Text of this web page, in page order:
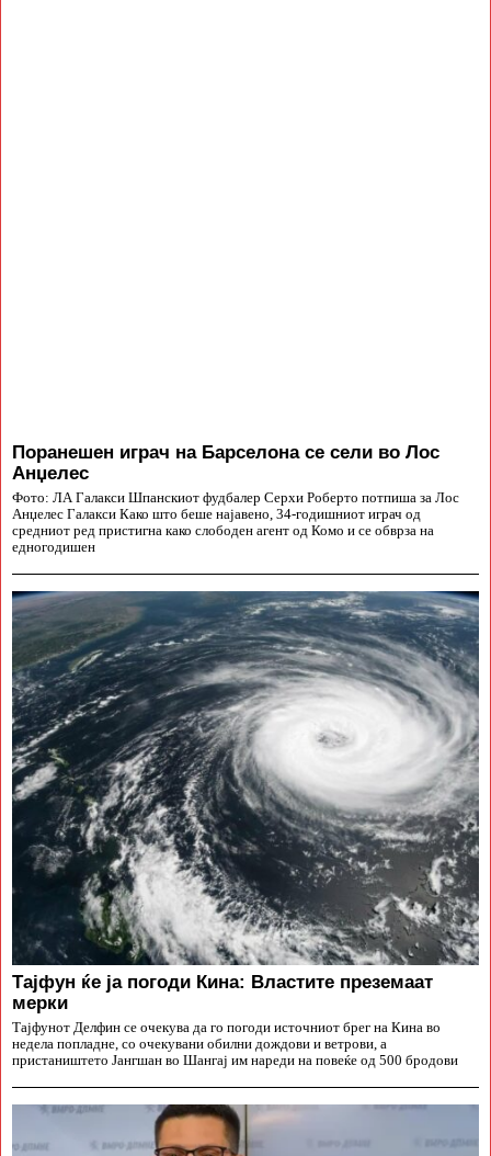
Поранешен играч на Барселона се сели во Лос
Анџелес
Фото: ЛА Галакси Шпанскиот фудбалер Серхи Роберто потпиша за Лос
Анџелес Галакси Како што беше најавено, 34-годишниот играч од
средниот ред пристигна како слободен агент од Комо и се обврза на
едногодишен
Тајфун ќе ја погоди Кина: Властите преземаат
мерки
Тајфунот Делфин се очекува да го погоди источниот брег на Кина во
недела попладне, со очекувани обилни дождови и ветрови, а
пристаништето Јангшан во Шангај им нареди на повеќе од 500 бродови